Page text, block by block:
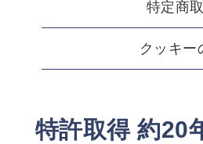
特定商
クッキー
特許取得 約20